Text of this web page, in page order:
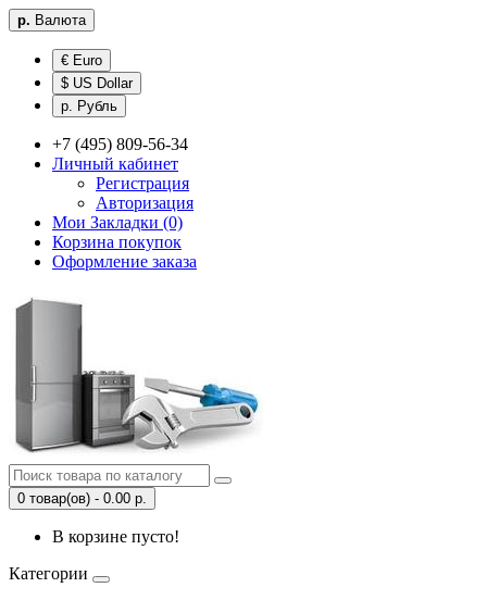
р. Валюта
€ Euro
$ US Dollar
р. Рубль
+7 (495) 809-56-34
Личный кабинет
Регистрация
Авторизация
Мои Закладки (0)
Корзина покупок
Оформление заказа
0 товар(ов) - 0.00 р.
В корзине пусто!
Категории